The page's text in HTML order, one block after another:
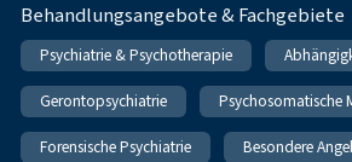
Behandlungsangebote & Fachgebiete
Psychiatrie & Psychotherapie
Gerontopsychiatrie Psychosomatische
Forensische Psychiatrie Besondere